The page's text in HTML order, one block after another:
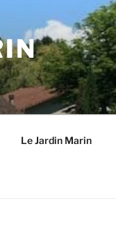
Le Jardin Marin